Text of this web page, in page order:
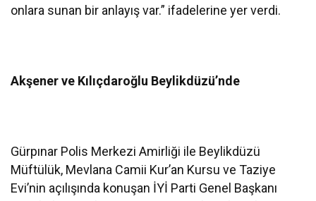
onlara sunan bir anlayış var.” ifadelerine yer verdi.
Akşener ve Kılıçdaroğlu Beylikdüzü’nde
Gürpınar Polis Merkezi Amirliği ile Beylikdüzü
Müftülük, Mevlana Camii Kur’an Kursu ve Taziye
Evi’nin açılışında konuşan İYİ Parti Genel Başkanı